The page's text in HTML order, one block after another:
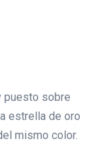
puesto sobre
estrella de oro
mismo color.